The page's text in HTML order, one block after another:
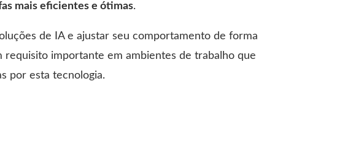
mais eficientes e ótimas.
de IA e ajustar seu comportamento de forma
importante em ambientes de trabalho que
por esta tecnologia.